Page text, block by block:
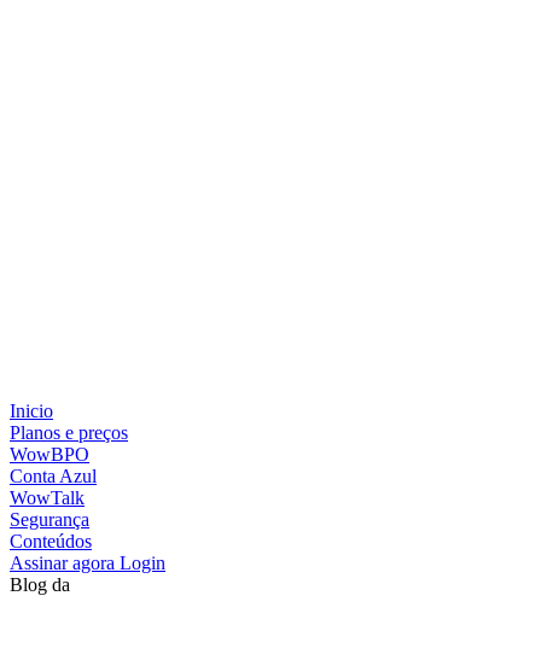
Inicio
Planos e preços
WowBPO
Conta Azul
WowTalk
Segurança
Conteúdos
Assinar agora Login
Blog da